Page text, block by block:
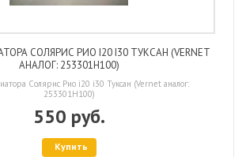
СОЛЯРИС РИО I20 I30 ТУКСАН (VERNET
АНАЛОГ: 253301H100)
Солярис Рио i20 i30 Туксан (Vernet аналог:
253301H100)
550 руб.
Купить